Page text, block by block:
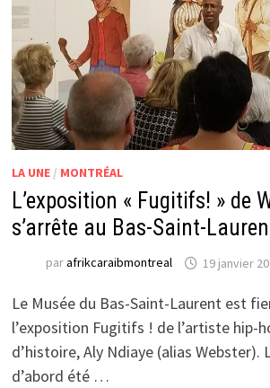
LA UNE/ MONTRÉAL
L’exposition « Fugitifs! » de
s’arrête au Bas-Saint-
parafrikcaraibmontreal 19 janvier
Le Musée du Bas-Saint-Laurent est
l’exposition Fugitifs ! de l’artiste hip-
d’histoire, Aly Ndiaye (alias Webster).
d’abord été …